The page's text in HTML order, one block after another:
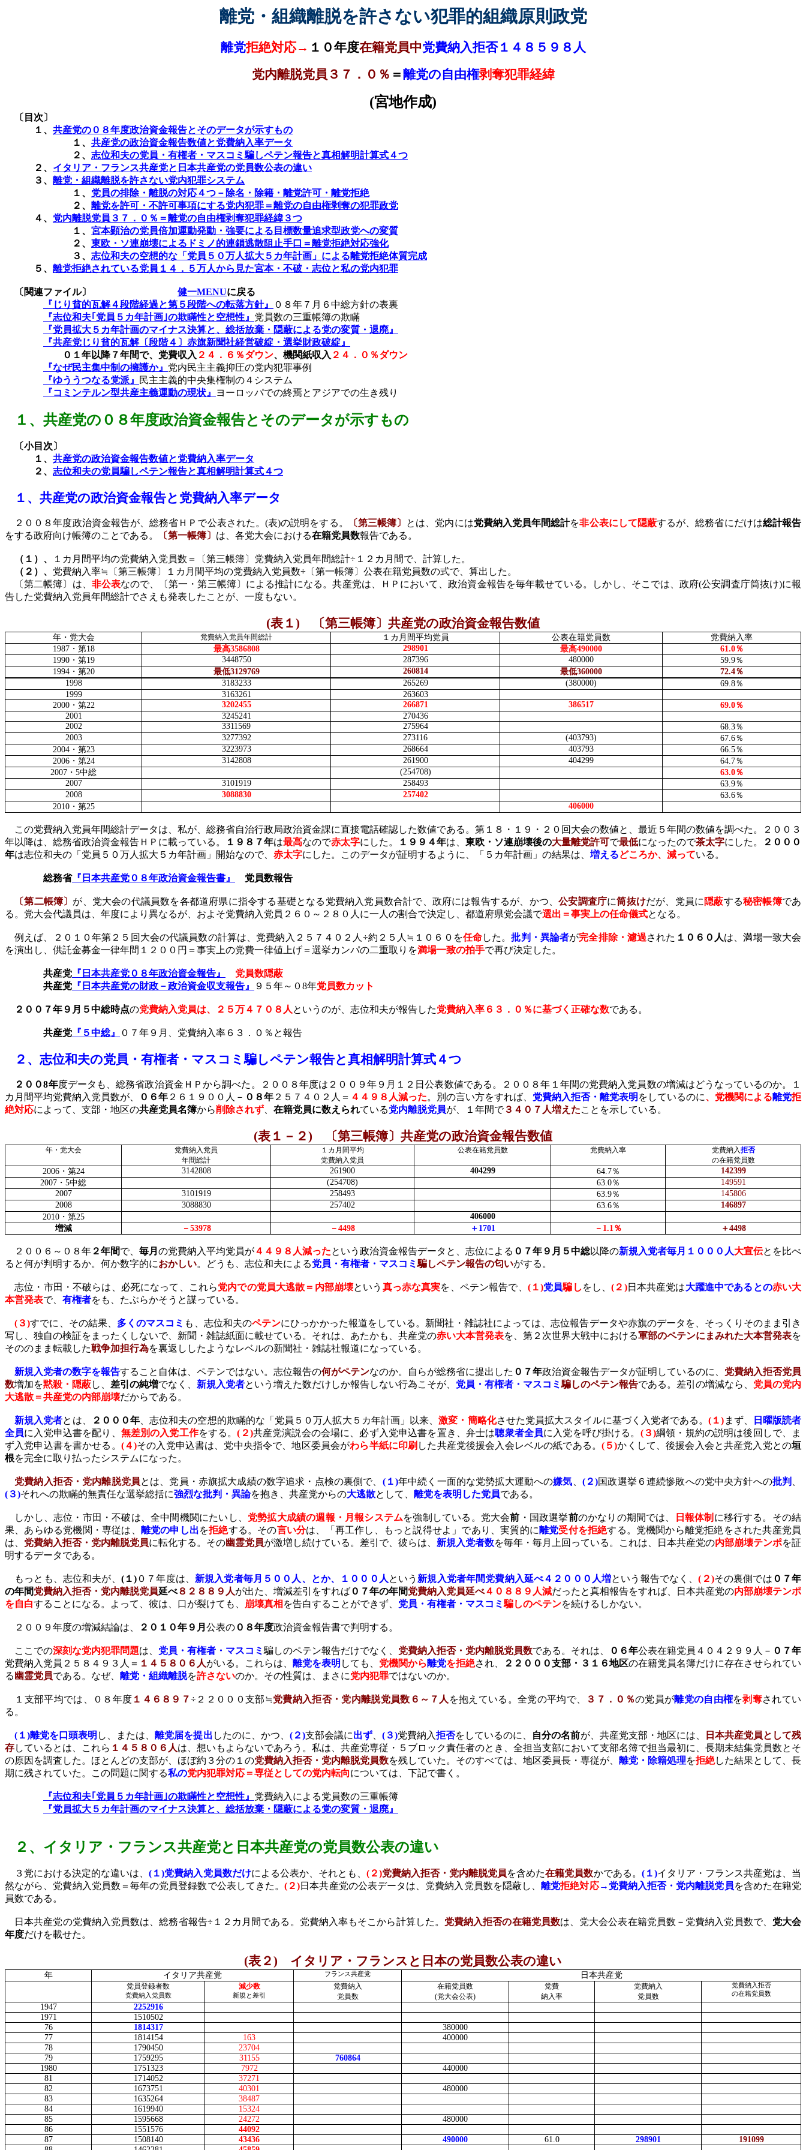
離党・組織離脱を許さない犯罪的組織原則政党
離党拒絶対応→ １０年度在籍党員中党費納入拒否１４８５９８人
党内離脱党員３７．０％ ＝離党の自由権剥奪犯罪経緯
(宮地作成)
〔目次〕
１、 共産党の０８年度政治資金報告とそのデータが示すもの
１、 共産党の政治資金報告数値と党費納入率データ
２、 志位和夫の党員・有権者・マスコミ騙しペテン報告と真相解明計算式４つ
２、 イタリア・フランス共産党と日本共産党の党員数公表の違い
３、 離党・組織離脱を許さない党内犯罪システム
１、 党員の排除・離脱の対応４つ－除名・除籍・離党許可・離党拒絶
２、 離党を許可・不許可事項にする党内犯罪＝離党の自由権剥奪の犯罪政党
４、 党内離脱党員３７．０％＝離党の自由権剥奪犯罪経緯３つ
１、 宮本顕治の党員倍加運動発動・強要による目標数量追求型政党への変質
２、 東欧・ソ連崩壊によるドミノ的連鎖逃散阻止手口＝離党拒絶対応強化
３、 志位和夫の空想的な「党員５０万人拡大５カ年計画」による離党拒絶体質完成
５、 離党拒絶されている党員１４．５万人から見た宮本・不破・志位と私の党内犯罪
〔関連ファイル〕 健一MENUに戻る
『じり貧的瓦解４段階経過と第５段階への転落方針』
０８年７月６中総方針の表裏
『志位和夫｢党員５カ年計画｣の欺瞞性と空想性』 党員数の三重帳簿の欺瞞
『党員拡大５カ年計画のマイナス決算と、総括放棄・隠蔽による党の変質・退廃』
『共産党じり貧的瓦解〔段階４〕赤旗新聞社経営破綻・選挙財政破綻』
０１年以降７年間で、党費収入 ２４．６％ダウン、機関紙収入 ２４．０％ダウン
『なぜ民主集中制の擁護か』 党内民主主義抑圧の党内犯罪事例
『ゆううつなる党派』
民主主義的中央集権制の４システム
『コミンテルン型共産主義運動の現状』
ヨーロッパでの終焉とアジアでの生き残り
１、 共産党の０８年度政治資金報告とそのデータが示すもの
〔小目次〕
１、 共産党の政治資金報告数値と党費納入率データ
２、 志位和夫の党員騙しペテン報告と真相解明計算式４つ
１、 共産党の政治資金報告と党費納入率データ
２００８年度政治資金報告が、総務省ＨＰで公表された。 (表)の説明をする。 〔第三帳簿〕 とは、党内には党費納入党員年間総計を非公表にして隠蔽するが、総務省にだけは総計報告
をする政府向け帳簿のことである。
〔第一帳簿〕 は、各党大会における在籍党員数報告である。
（１）、
１カ月間平均の党費納入党員数＝〔第三帳簿〕党費納入党員年間総計÷１２カ月間で、計算した。
（２）、 党費納入率≒〔第三帳簿〕１カ月間平均の党費納入党員数÷〔第一帳簿〕公表在籍党員数の式で、算出した。
〔第二帳簿〕は、 非公表なので、〔第一・第三帳簿〕による推計になる。共産党は、ＨＰにおいて、政治資金報告を毎年載せている。しかし、そこでは、政府(公安調査庁筒抜け)に報
告した党費納入党員年間総計でさえも発表したことが、一度もない。
(表１) 〔第三帳簿〕共産党の政治資金報告数値
年・党大会 党費納入党員年間総計 １カ月間平均党員 公表在籍党員数
党費納入率
1987・第18 最高3586808 298901 最高490000 61.0％
1990・第19 3448750 287396 480000 59.9％
1994・第20 最低3129769 260814 最低360000 72.4％
1998
3183233 265269 (380000) 69.8％
1999
3163261
263603
2000・第22 3202455 266871 386517 69.0％
2001
3245241
270436
2002
3311569 275964 68.3％
2003
3277392 273116 (403793) 67.6％
2004・第23 3223973 268664 403793 66.5％
2006・第24 3142808 261900 404299 64.7％
2007 ・ 5中総 (254708) 63.0％
2007
3101919 258493 63.9％
2008
3088830 257402 63.6％
2010・第25 406000
この党費納入党員年間総計データは、私が、総務省自治行政局政治資金課に直接電話確認した数値である。第１８・１９・２０回大会の数値と、最近５年間の数値を調べた。２００３
年以降は、総務省政治資金報告ＨＰに載っている。
１９８７年は最高なので赤太字にした。 １９９４年は、 東欧・ソ連崩壊後の大量離党許可で最低になったので茶太字にした。
２０００
年は志位和夫の「党員５０万人拡大５カ年計画」開始なので、 赤太字にした。このデータが証明するように、「５カ年計画」の結果は、 増えるどころか、減っている。
総務省『日本共産党０８年政治資金報告書』 党員数報告
〔第二帳簿〕 が、党大会の代議員数を各都道府県に指令する基礎となる党費納入党員数合計で、政府には報告するが、かつ、公安調査庁に筒抜けだが、党員に 隠蔽する秘密帳簿であ
る。党大会代議員は、年度により異なるが、およそ党費納入党員２６０～２８０人に一人の割合で決定し、都道府県党会議で選出＝事実上の任命儀式となる。
例えば、２０１０年第２５回大会の代議員数の計算は、党費納入２５７４０２人÷約２５人≒１０６０を任命した。批判・異論者が完全排除・濾過された １０６０人は、満場一致大会
を演出し、供託金募金一律年間１２００円＝事実上の党費一律値上げ＝選挙カンパの二重取りを満場一致の拍手で再び決定した。
共産党 『日本共産党０８年政治資金報告』
党員数隠蔽
共産党 『日本共産党の財政－政治資金収支報告』 ９５年～０8年党員数カット
２００７年９月５中総時点の党費納入党員は、２５万４７０８人 というのが、志位和夫が報告した党費納入率６３．０％に基づく正確な数である。
共産党 『５中総』 ０７年９月、 党費納入率６３．０％と報告
２、 志位和夫の党員 ・有権者・マスコミ騙しペテン報告と真相解明計算式４つ
２００8年度データも、総務省政治資金ＨＰから調べた。２００８年度は２００９年９月１２日公表数値である。２００８年１年間の党費納入党員数の増減はどうなっているのか。１
カ月間平均党費納入党員数が、
０６年 ２６１９００人－ ０８年 ２５７４０２人＝ ４４９８人減った。別の言い方をすれば、 党費納入拒否・離党表明 をしているのに、党機関による離党拒
絶対応によって、支部・地区の共産党員名簿から削除されず 在籍党員に数えられている党内離脱党員が、１年間で３４０７人増えたことを示している。
(表１－２) 〔第三帳簿〕共産党の政治資金報告数値
年・党大会
党費納入党員
年間総計
１カ月間平均
党費納入党員
公表在籍党員数 党費納入率 党費納入拒否
の在籍党員数
2006・第24 3142808 261900 404299 64.7％
142399
2007 ・ 5中総 (254708) 63.0％
149591
2007
3101919 258493 63.9％
145806
2008
3088830 257402 63.6％
146897
2010・第25
406000
増減
－ 53978 － 4498 ＋ 1701 － 1.1％ ＋4498
２００６～０８年 ２年間で、 毎月 の党費納入平均党員が４４９８人減ったという政治資金報告データと、志位による ０７年９月５中総以降の新規入党者毎月１０００人大宣伝とを比べ
ると何が判明するか。何か数字的におかしい。どうも、志位和夫による党員・有権者・マスコミ騙しペテン報告の匂いがする。
志位・市田・不破らは、必死になって、これら党内での党員大逃散＝内部崩壊という 真っ赤な真実を、ペテン報告で、 (１)党員騙し をし、( ２ )日本共産党は大躍進中であるとの赤い大
本営発表で、 有権者をも、たぶらかそうと謀っている。
( ３)すでに、その結果、 多くのマスコミ も、志位和夫のペテンにひっかかった報道をしている。新聞社・雑誌社によっては、志位報告データや赤旗のデータを、そっくりそのまま引き
写し、独自の検証をまったくしないで、新聞・雑誌紙面に載せている。それは、あたかも、共産党の赤い大本営発表を、第２次世界大戦中における軍部のペテンにまみれた大本営発表を
そののまま転載した戦争加担行為を裏返ししたようなレベルの新聞社・雑誌社報道になっている。
新規入党者の数字を報告すること自体は、ペテンではない。 志位報告の何がペテンなのか。自らが総務省に提出した ０７年政治資金報告データが証明しているのに、 党費納入拒否党員
数増加を黙殺・隠蔽し、 差引の純増でなく、 新規入党者という増えた数だけしか報告しない行為こそが、 党員・有権者・マスコミ騙しのペテン報告である。差引の増減なら、 党員の党内
大逃散＝共産党の内部崩壊だからである。
新規入党者とは、 ２０００年 、志位和夫の空想的欺瞞的な「党員５０万人拡大５カ年計画」以来、激変・簡略化させた党員拡大スタイルに基づく入党者である。( １) まず、
日曜版読者
全員に入党申込書を配り、 無差別の入党工作をする。( ２)共産党演説会の会場に、必ず入党申込書を置き、弁士は聴衆者全員に入党を呼び掛ける。 (３)綱領・規約の説明は後回しで、ま
ず入党申込書を書かせる。 (４)その入党申込書は、党中央指令で、地区委員会がわら半紙に印刷 した共産党後援会入会レベルの紙である。( ５)かくして、後援会入会と共産党入党との垣
根を完全に取り払ったシステムになった。
党費納入拒否・党内離脱党員とは、党員・赤旗拡大成績の数字追求・点検の裏側で、 (１)年中続く一面的な党勢拡大運動への嫌気 (２)国政選挙６連続惨敗への党中央方針への批判
( ３)それへの欺瞞的無責任な選挙総括に強烈な批判・異論を抱き、共産党からの大逃散として、 離党を表明した党員である。
しかし、志位・市田・不破は、全中間機関にたいし、 党勢拡大成績の週報・月報システムを強制している。党大会前 ・国政選挙前のかなりの期間では、 日報体制 に移行する。その結
果、あらゆる党機関・専従は、 離党の申し出を拒絶する。その言い分は、「再工作し、もっと説得せよ」であり、実質的に離党受付を拒絶する。党機関から離党拒絶をされた共産党員
は、 党費納入拒否・党内離脱党員に転化する。その幽霊党員が激増し続けている。差引で、彼らは、 新規入党者数を毎年・毎月上回っている。これは、日本共産党の内部崩壊テンポを証
明するデータである。
もっとも、志位和夫が、 (１)０７年度は、 新規入党者毎月５００人、とか、１０００人 という 新規入党者年間党費納入延べ４２０００人増という報告でなく、( ２)その裏側では ０７年
の年間党費納入拒否・党内離脱党員延べ８２８８９人が出た、 増減差引をすれば０７年の年間党費納入党員延べ４０８８９人減だったと真相報告をすれば、日本共産党の内部崩壊テンポ
を自白することになる。よって、彼は、口が裂けても、 崩壊真相 を告白することができず、 党員・有権者・マスコミ騙しのペテンを続けるしかない。
２００９年度の増減結論は、 ２０１０年９月 公表の０８年度政治資金報告書で判明する。
ここでの深刻な党内犯罪問題は、 党員・有権者・マスコミ 騙しのペテン報告だけでなく、 党費納入拒否・党内離脱党員数である。それは、 ０６年公表在籍党員４０４２９９人－ ０７年
党費納入党員２５８４９３人＝ １４５８０６人がいる。これらは、 離党を表明 しても、 党機関から離党を拒絶され、 ２２０００支部・３１６地区の在籍党員名簿だけに存在させられてい
る 幽霊党員である。なぜ、 離党・組織離脱を許さないのか。その性質は、まさに党内犯罪ではないのか。
１支部平均では、０８年度 １４６８９７÷２２０００支部≒党費納入拒否・党内離脱党員数６～７人 を抱えている。全党の平均で、 ３７．０％の党員が離党の自由権を剥奪されてい
る。
( １)離党を口頭表明 し、または、離党届を提出 したのに、かつ、 (２)支部会議に出ず、 ( ３)党費納入拒否をしているのに、 自分の名前が、共産党支部・地区には、
日本共産党員として残
存しているとは、これら １４５８０６人は、想いもよらないであろう。私は、共産党専従・５ブロック責任者のとき、全担当支部において支部名簿で担当最初に、長期未結集党員数とそ
の原因を調査した。ほとんどの支部が、ほぼ約３分の１の党費納入拒否・党内離脱党員数を残していた。そのすべては、地区委員長・専従が、 離党・除籍処理を拒絶した結果として、長
期に残されていた。この問題に関する私の党内犯罪対応＝専従としての党内転向については、下記で書く。
『志位和夫｢党員５カ年計画｣の欺瞞性と空想性』 党費納入による党員数の三重帳簿
『党員拡大５カ年計画のマイナス決算と、総括放棄・隠蔽による党の変質・退廃』
２、 イタリア・フランス共産党と日本共産党の党員数公表の違い
３党における決定的な違いは、( １)党費納入党員数だけによる公表か、それとも、 (２)党費納入拒否・党内離脱党員を含めた在籍党員数かである。 (１)イタリア・フランス共産党は、当
然ながら、党費納入党員数＝毎年の党員登録数で公表してきた。( ２)日本共産党の公表データは、党費納入党員数を隠蔽し、離党拒絶対応→党費納入拒否・党内離脱党員を含めた在籍党
員数である。
日本共産党の党費納入党員数は、総務省報告÷１２カ月間である。党費納入率もそこから計算した。 党費納入拒否の在籍党員数は、党大会公表在籍党員数－党費納入党員数で、 党大会
年度だけを載せた。
(表２) イタリア・フランスと日本の党員数公表の違い
年 イタリア共産党 フランス共産党 日本共産党
党員登録者数
党費納入党員数
減少数
新規と差引
党費納入
党員数
在籍党員数
(党大会公表)
党費
納入率
党費納入
党員数
党費納入拒否
の在籍党員数
1947
2252916
1971
1510502
76
1814317
380000
77
1814154 163
400000
78
1790450
23704
79
1759295 31155
760864
1980
1751323 7972
440000
81
1714052
37271
82
1673751 40301
480000
83
1635264
38487
84
1619940
15324
85
1595668 24272
480000
86
1551576
44092
87
1508140 43436 490000 61.0 298901
191099